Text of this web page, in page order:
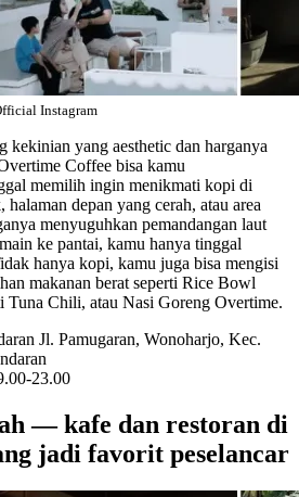
Instagram
kekinian yang aesthetic dan harganya
Coffee bisa kamu
memilih ingin menikmati kopi di
depan yang cerah, atau area
menyuguhkan pemandangan laut
ke pantai, kamu hanya tinggal
hanya kopi, kamu juga bisa mengisi
makanan berat seperti Rice Bowl
Tuna Chili, atau Nasi Goreng Overtime.
Jl. Pamugaran, Wonoharjo, Kec.
23.00
— kafe dan restoran di
jadi favorit peselancar